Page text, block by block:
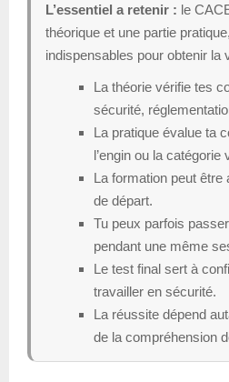
L’essentiel a retenir : le
théorique et une partie
indispensables pour obtenir la
La théorie vérifie tes
sécurité,
La pratique évalue ta
l’engin ou la catégorie
La formation peut être
de départ.
Tu peux parfois
pendant une même
Le test final sert à
travailler en sécurité.
La réussite dépend
de la compréhension